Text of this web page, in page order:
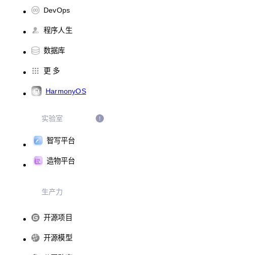
DevOps
程序人生
数据库
更 多
HarmonyOS
实验室
智写平台
造物平台
生产力
开源项目
开源模型